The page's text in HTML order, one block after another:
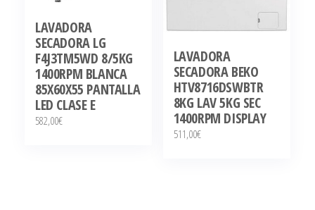
LAVADORA
SECADORA LG
F4J3TM5WD 8/5KG
1400RPM BLANCA
85X60X55 PANTALLA
LED CLASE E
582,00€
LAVADORA
SECADORA BEKO
HTV8716DSWBTR
8KG LAV 5KG SEC
1400RPM DISPLAY
511,00€